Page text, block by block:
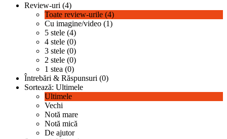
Review-uri (4)
Toate review-urile (4)
Cu imagine/video (1)
5 stele (4)
4 stele (0)
3 stele (0)
2 stele (0)
1 stea (0)
Întrebări & Răspunsuri (0)
Sortează: Ultimele
Ultimele
Vechi
Notă mare
Notă mică
De ajutor